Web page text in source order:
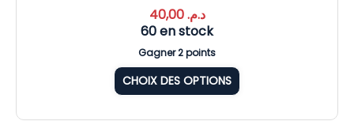
د.م.40,00
60 en stock
Gagner 2 points
CHOIX DES OPTIONS